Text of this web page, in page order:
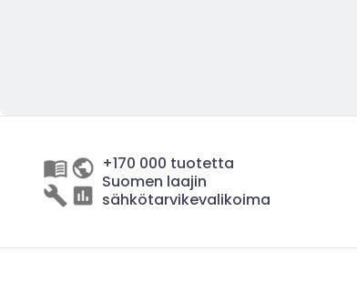
+170 000 tuotetta
Suomen laajin
sähkötarvikevalikoima